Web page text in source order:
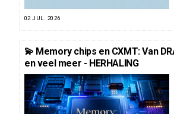
02 JUL. 2026
💫 Memory chips en CXMT: Van
en veel meer - HERHALING